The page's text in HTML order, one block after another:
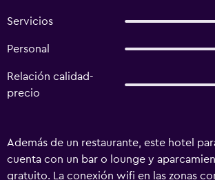
Servicios
Personal
Relación calidad-
precio
Además de un restaurante, este hotel
cuenta con un bar o lounge y
gratuito. La conexión wifi en las zonas